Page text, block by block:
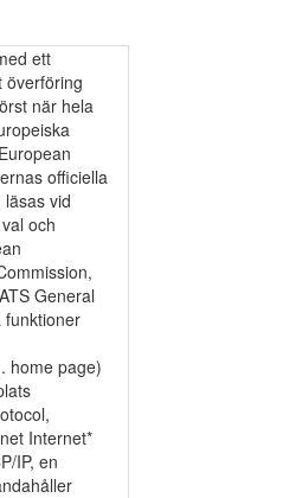
ett
överföring
när hela
officiella
vid
och
General
funktioner
home page)
Internet*
IP, en